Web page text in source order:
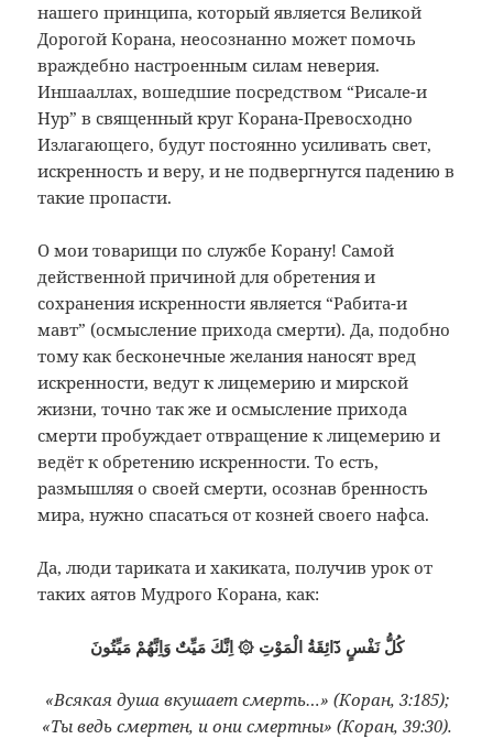
нашего принципа, который является Великой
Дорогой Корана, неосознанно может помочь
враждебно настроенным силам неверия.
Иншааллах, вошедшие посредством “Рисале-и
Нур” в священный круг Корана-Превосходно
Излагающего, будут постоянно усиливать свет,
искренность и веру, и не подвергнутся падению в
такие пропасти.
О мои товарищи по службе Корану! Самой
действенной причиной для обретения и
сохранения искренности является “Рабита-и
мавт” (осмысление прихода смерти). Да, подобно
тому как бесконечные желания наносят вред
искренности, ведут к лицемерию и мирской
жизни, точно так же и осмысление прихода
смерти пробуждает отвращение к лицемерию и
ведёт к обретению искренности. То есть,
размышляя о своей смерти, осознав бренность
мира, нужно спасаться от козней своего нафса.
Да, люди тариката и хакиката, получив урок от
таких аятов Мудрого Корана, как:
كُلُّ نَفْسٍ ذَٓائِقَةُ الْمَوْتِ ۞ اِنَّكَ مَيِّتٌ وَاِنَّهُمْ مَيِّتُونَ
«Всякая душа вкушает смерть…» (Коран, 3:185);
«Ты ведь смертен, и они смертны» (Коран, 39:30).